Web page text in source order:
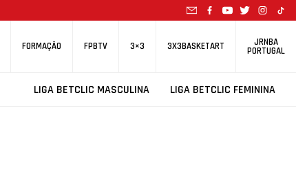
FORMAÇÃO FPBTV 3×3 3X3BASKETART JRNBA
PORTUGAL
LIGA BETCLIC MASCULINA LIGA BETCLIC FEMININA